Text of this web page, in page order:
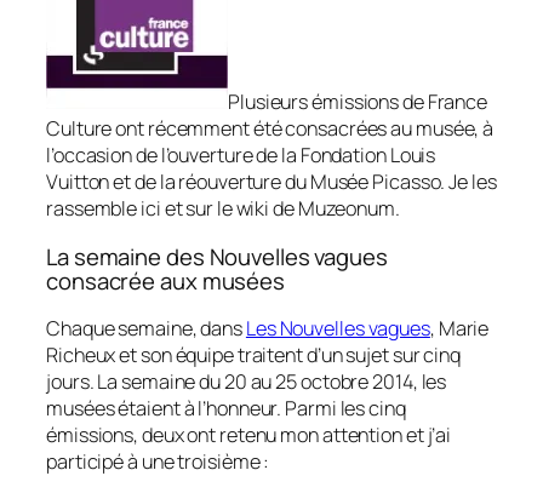
Plusieurs émissions de France
Culture ont récemment été consacrées au musée, à
l’occasion de l’ouverture de la Fondation Louis
Vuitton et de la réouverture du Musée Picasso. Je les
rassemble ici et sur le wiki de Muzeonum.
La semaine des Nouvelles vagues
consacrée aux musées
Chaque semaine, dansLes Nouvelles vagues, Marie
Richeux et son équipe traitent d’un sujet sur cinq
jours. La semaine du 20 au 25 octobre 2014, les
musées étaient à l’honneur. Parmi les cinq
émissions, deux ont retenu mon attention et j’ai
participé à une troisième :